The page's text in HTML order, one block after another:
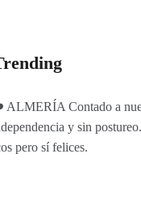
Contado a
y sin
pero sí felices.